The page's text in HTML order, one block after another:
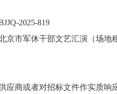
2025-819
市军休干部文艺汇演（场地
商或者对招标文件作实质响